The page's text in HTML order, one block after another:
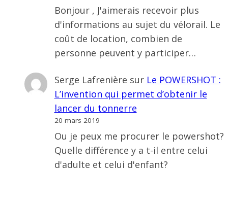
Bonjour , J'aimerais recevoir plus
d'informations au sujet du vélorail. Le
coût de location, combien de
personne peuvent y participer…
Serge Lafrenière sur Le POWERSHOT :
L’invention qui permet d’obtenir le
lancer du tonnerre
20 mars 2019
Ou je peux me procurer le powershot?
Quelle différence y a t-il entre celui
d'adulte et celui d'enfant?